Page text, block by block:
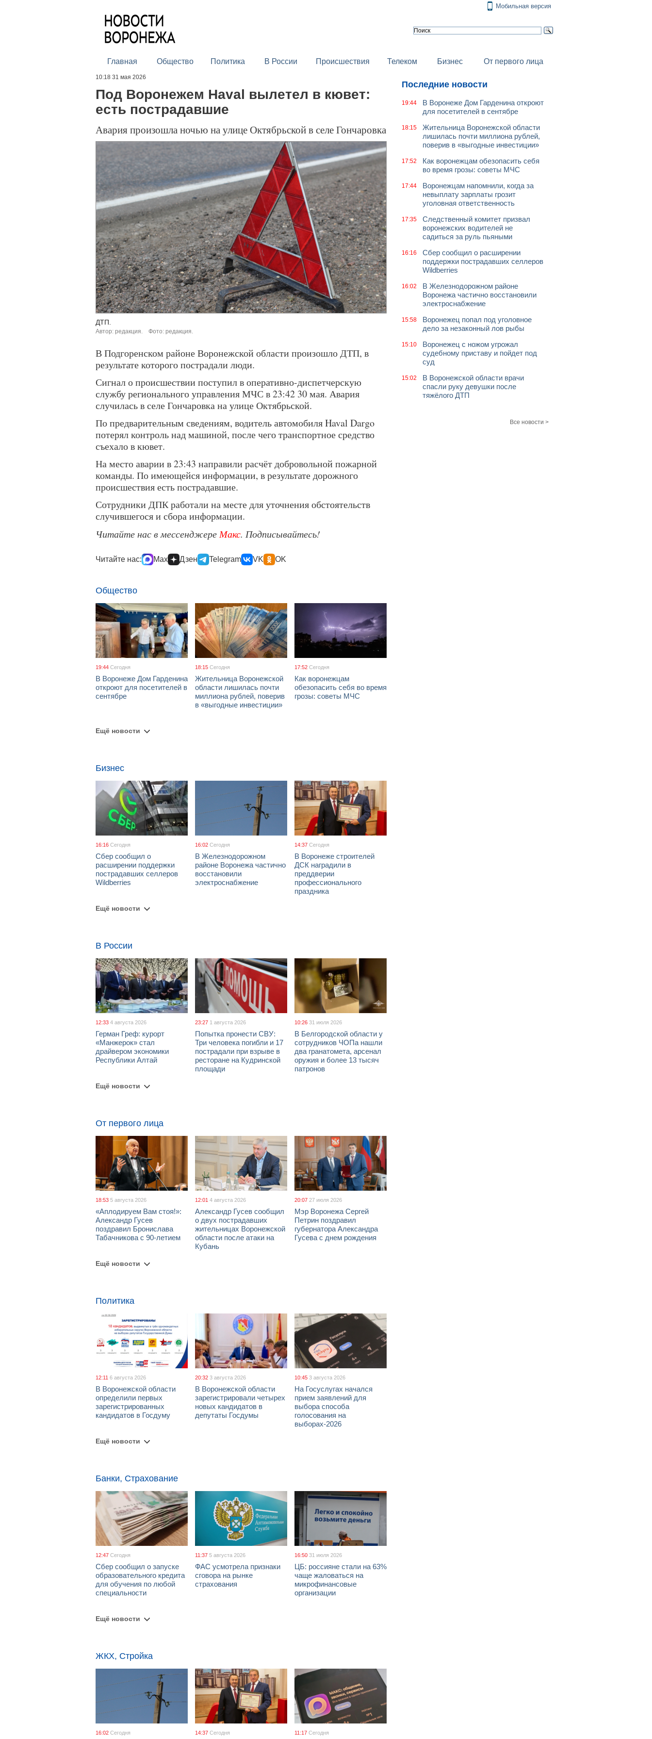
Мобильная версия
Главная Общество Политика В России Происшествия Телеком Бизнес От первого лица
10:18 31 мая 2026
Под Воронежем Haval вылетел в кювет:
есть пострадавшие
Авария произошла ночью на улице Октябрьской в селе Гончаровка
ДТП.
Автор: редакция. Фото: редакция.
В Подгоренском районе Воронежской области произошло ДТП, в
результате которого пострадали люди.
Сигнал о происшествии поступил в оперативно-диспетчерскую
службу регионального управления МЧС в 23:42 30 мая. Авария
случилась в селе Гончаровка на улице Октябрьской.
По предварительным сведениям, водитель автомобиля Haval Dargo
потерял контроль над машиной, после чего транспортное средство
съехало в кювет.
На место аварии в 23:43 направили расчёт добровольной пожарной
команды. По имеющейся информации, в результате дорожного
происшествия есть пострадавшие.
Сотрудники ДПК работали на месте для уточнения обстоятельств
случившегося и сбора информации.
Читайте нас в мессенджере Макс. Подписывайтесь!
Читайте нас: Max Дзен Telegram VK OK
Общество
19:44 Сегодня
В Воронеже Дом Гарденина
откроют для посетителей в
сентябре
18:15 Сегодня
Жительница Воронежской
области лишилась почти
миллиона рублей, поверив
в «выгодные инвестиции»
17:52 Сегодня
Как воронежцам
обезопасить себя во время
грозы: советы МЧС
Ещё новости
Бизнес
16:16 Сегодня
Сбер сообщил о
расширении поддержки
пострадавших селлеров
Wildberries
16:02 Сегодня
В Железнодорожном
районе Воронежа частично
восстановили
электроснабжение
14:37 Сегодня
В Воронеже строителей
ДСК наградили в
преддверии
профессионального
праздника
Ещё новости
В России
12:33 4 августа 2026
Герман Греф: курорт
«Манжерок» стал
драйвером экономики
Республики Алтай
23:27 1 августа 2026
Попытка пронести СВУ:
Три человека погибли и 17
пострадали при взрыве в
ресторане на Кудринской
площади
10:26 31 июля 2026
В Белгородской области у
сотрудников ЧОПа нашли
два гранатомета, арсенал
оружия и более 13 тысяч
патронов
Ещё новости
От первого лица
18:53 5 августа 2026
«Аплодируем Вам стоя!»:
Александр Гусев
поздравил Бронислава
Табачникова с 90-летием
12:01 4 августа 2026
Александр Гусев сообщил
о двух пострадавших
жительницах Воронежской
области после атаки на
Кубань
20:07 27 июля 2026
Мэр Воронежа Сергей
Петрин поздравил
губернатора Александра
Гусева с днем рождения
Ещё новости
Политика
12:11 6 августа 2026
В Воронежской области
определили первых
зарегистрированных
кандидатов в Госдуму
20:32 3 августа 2026
В Воронежской области
зарегистрировали четырех
новых кандидатов в
депутаты Госдумы
10:45 3 августа 2026
На Госуслугах начался
прием заявлений для
выбора способа
голосования на
выборах-2026
Ещё новости
Банки, Страхование
12:47 Сегодня
Сбер сообщил о запуске
образовательного кредита
для обучения по любой
специальности
11:37 5 августа 2026
ФАС усмотрела признаки
сговора на рынке
страхования
16:50 31 июля 2026
ЦБ: россияне стали на 63%
чаще жаловаться на
микрофинансовые
организации
Ещё новости
ЖКХ, Стройка
16:02 Сегодня 14:37 Сегодня 11:17 Сегодня
Последние новости
19:44
В Воронеже Дом Гарденина откроют
для посетителей в сентябре
18:15
Жительница Воронежской области
лишилась почти миллиона рублей,
поверив в «выгодные инвестиции»
17:52
Как воронежцам обезопасить себя
во время грозы: советы МЧС
17:44
Воронежцам напомнили, когда за
невыплату зарплаты грозит
уголовная ответственность
17:35
Следственный комитет призвал
воронежских водителей не
садиться за руль пьяными
16:16
Сбер сообщил о расширении
поддержки пострадавших селлеров
Wildberries
16:02
В Железнодорожном районе
Воронежа частично восстановили
электроснабжение
15:58
Воронежец попал под уголовное
дело за незаконный лов рыбы
15:10
Воронежец с ножом угрожал
судебному приставу и пойдет под
суд
15:02
В Воронежской области врачи
спасли руку девушки после
тяжёлого ДТП
Все новости >